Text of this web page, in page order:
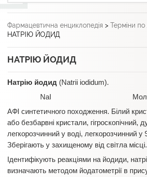
Фармацевтична енциклопедія > Терміни по
НАТРІЮ ЙОДИД
НАТРІЮ ЙОДИД
Натрію йодид (Natrii iodidum).
NaI Мол. м.
АФІ синтетичного походження. Білий
або безбарвні кристали, гігроскопічний,
легкорозчинний у воді, легкорозчинний у
Зберігають у захищеному від світла місці.
Ідентифікують реакціями на йодиди,
визначають методом йодатометрії в